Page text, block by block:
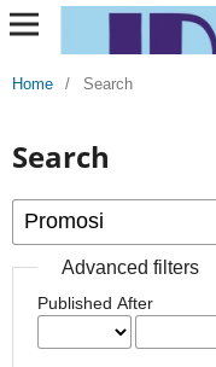
Home / Search
Search
Advanced filters
Published After